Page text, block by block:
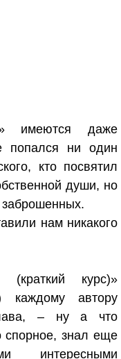
имеются даже
попался ни один
кто посвятил
души, но
нам никакого
(краткий курс)»
автору
– ну а что
спорное, знал еще
интересными